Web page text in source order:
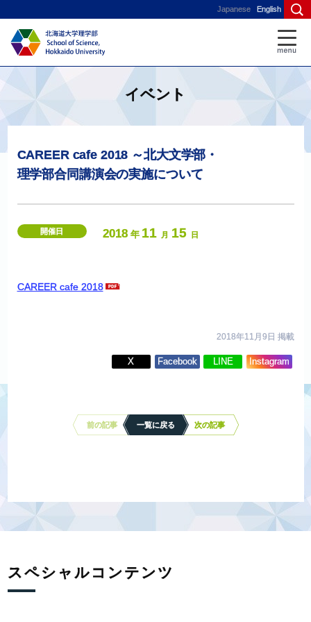
Japanese English
イベント
CAREER cafe 2018 ～北大文学部 ・
理学部合同講演会の実施について
開催日 2018 年 11 月 15 日
CAREER cafe 2018
2018年11月9日 掲載
X Facebook LINE Instagram
前の記事 一覧に戻る 次の記事
スペシャルコンテンツ